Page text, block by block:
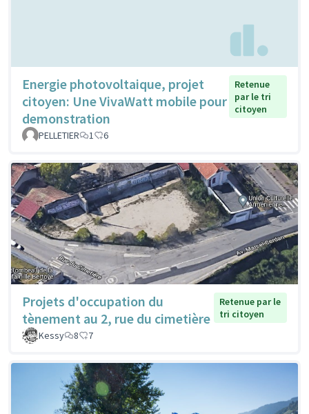
Energie photovoltaique, projet
citoyen: Une VivaWatt mobile pour
demonstration
Retenue
par le tri
citoyen
PELLETIER 1 6
Projets d'occupation du
tènement au 2, rue du cimetière
Retenue par le
tri citoyen
Kessy
8 7